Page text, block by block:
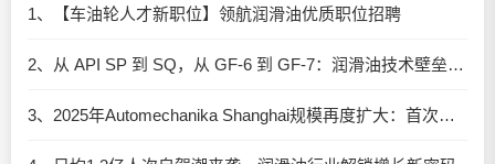
1、【车油轮人才新职位】领航润滑油优质职位招聘
2、从 API SP 到 SQ，从 GF-6 到 GF-7：润滑油技术壁垒再升高，你准备好了吗？
3、2025年Automechanika Shanghai规模再度扩大：首次启用国家会展中心（上海）全部15个展馆